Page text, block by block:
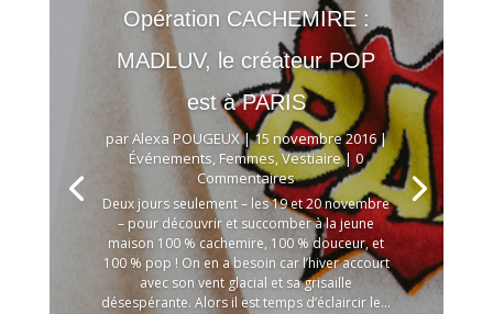
Opération CACHEMIRE :
MADLUV, le créateur POP
est à PARIS
parAlexa POUGEUX|15 novembre 2016|
Événements, Femmes,Vestiaire| 0
Commentaires
Deux jours seulement – les 19 et 20 novembre
– pour découvrir et succomber à la jeune
maison 100 % cachemire, 100 % douceur, et
100 % pop ! On en a besoin car l’hiver accourt
avec son vent glacial et sa grisaille
désespérante. Alors il est temps d’éclaircir le...